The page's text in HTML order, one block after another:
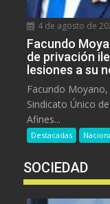
4 de agosto de
Facundo
de privación
lesiones a su
Facundo
Sindicato Único
Afines...
Destacadas
SOCIEDAD